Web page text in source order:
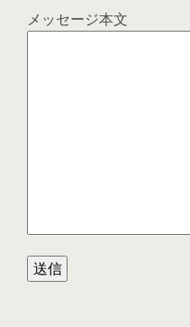
メッセージ本文